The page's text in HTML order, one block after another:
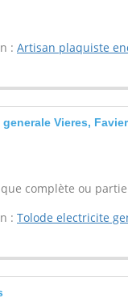
: Artisan plaquiste
Vieres,
complète ou
: Tolode electricite